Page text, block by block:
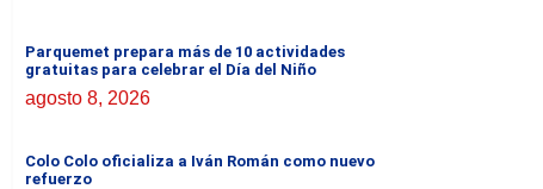
Parquemet prepara más de 10 actividades
gratuitas para celebrar el Día del Niño
agosto 8, 2026
Colo Colo oficializa a Iván Román como nuevo
refuerzo